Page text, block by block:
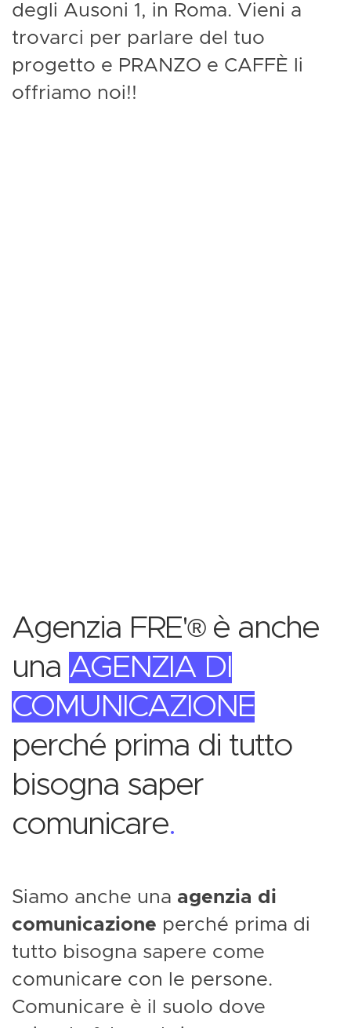
degli Ausoni 1, in Roma. Vieni a
trovarci per parlare del tuo
progetto e PRANZO e CAFFÈ li
offriamo noi!!
Agenzia FRE'®è anche
una AGENZIA DI
COMUNICAZIONE
perché prima di tutto
bisogna saper
comunicare.
Siamo anche una agenzia di
comunicazione perché prima di
tutto bisogna sapere come
comunicare con le persone.
Comunicare è il suolo dove